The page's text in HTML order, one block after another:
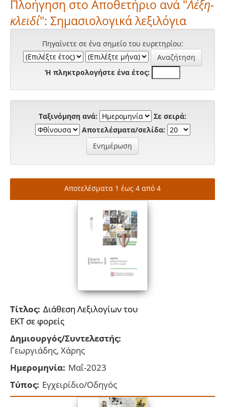
Πλοήγηση στο Αποθετήριο ανά "Λέξη-
κλειδί": Σημασιολογικά λεξιλόγια
Πηγαίνετε σε ένα σημείο του ευρετηρίου:
Ή πληκτρολογήστε ένα έτος:
Ταξινόμηση ανά:
Σε σειρά:
Αποτελέσματα/σελίδα:
Αποτελέσματα 1 έως 4 από 4
Τίτλος: Διάθεση Λεξιλογίων του
ΕΚΤ σε φορείς
Δημιουργός/Συντελεστής:
Γεωργιάδης, Χάρης
Ημερομηνία: Μαΐ-2023
Τύπος: Εγχειρίδιο/Οδηγός